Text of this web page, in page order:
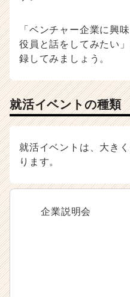
「ベンチャー企業に興
役員と話をしてみたい
録してみましょう。
就活イベントの種類
就活イベントは、大き
ります。
企業説明会